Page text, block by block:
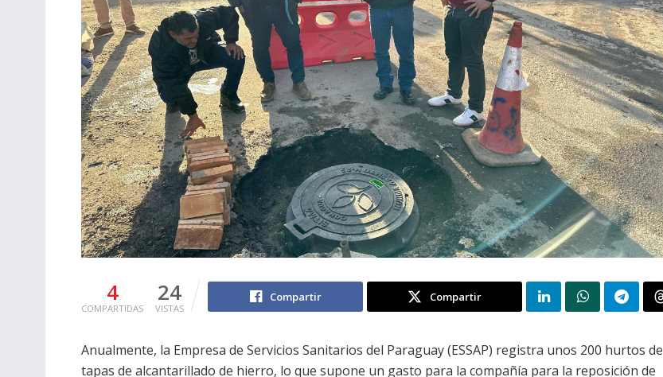
4
COMPARTIDAS
24
VISTAS
Compartir Compartir
Anualmente, la Empresa de Servicios Sanitarios del Paraguay (ESSAP) registra unos 200 hurtos de
tapas de alcantarillado de hierro, lo que supone un gasto para la compañía para la reposición de